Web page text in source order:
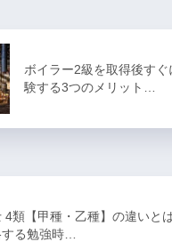
ボイラー2級を取得後す
験する3つのメリット…
4類【甲種・乙種】の違いとは
る勉強時…